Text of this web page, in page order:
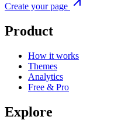
Create your page
Product
How it works
Themes
Analytics
Free & Pro
Explore